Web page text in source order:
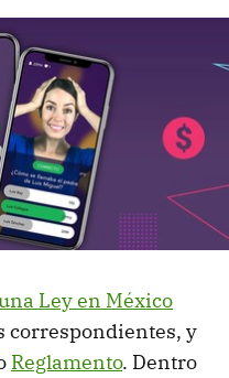
Ley en México
correspondientes, y
Reglamento. Dentro